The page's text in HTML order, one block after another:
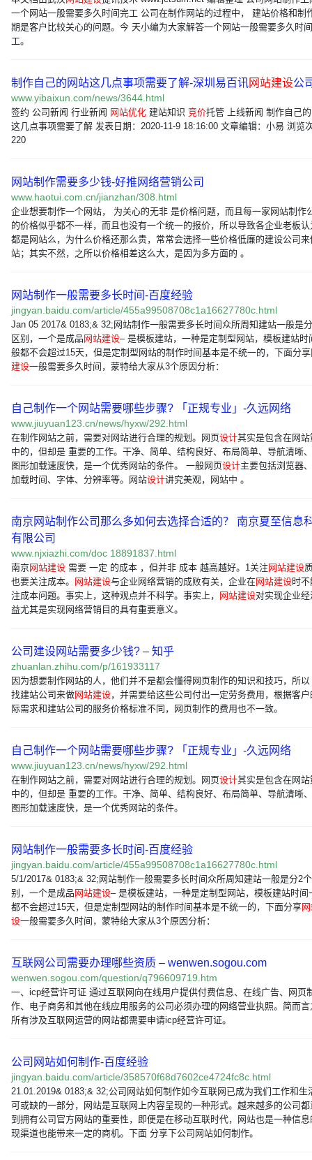
一个网站一般需要多久时间完工 公司在制作网站的过程中， 建站价格和制
期是客户比较关心的问题。今 天小编为大家解答一个网站一般需要多久时
工。
制作自己的网站这几点事项需要了解-深圳易百讯网站建设公
www.yibaixun.com/news/3644.html
签约 公司新闻 行业新闻 网站优化 建站知识 竞价托管 上线新闻 制作自己
这几点事项需要了解 发表日期：2020-11-9 18:16:00 文章编辑：小易 浏览
220
网站制作需要多少钱-好推网络营销公司
www.haotui.com.cn/jianzhan/308.html
企业想要制作一个网站， 为关心的无非 是价格问题，而且每一家网站制作
的价格似乎都不一样，而且也没有一个统一的报价，所以导致各企业老板认
都是网站么，为什么价格还那么贵，常常会选择一些价格低廉的建设公司来
站；其实不然，之所以价格相差这么大，是因为多方面的 。
网站制作一般需要多长时间-百度经验
jingyan.baidu.com/article/455a99508708c1a16627780c.html
Jan 05 2017& 0183;& 32;网站制作一般需要多长时间众所周知建站一般是
区别，一个是成品 网站建设– 是模板建站，一种是定制型网站，模板建站时
般都不会超过15天，但是定制型网站的制作时间基本是不统一的，下面分享
建设一般需要多久时间，蒙特给大家从3个原因分析：
自己制作一个网站需要哪些步骤? 「正规专业」-久远网络
www.jiuyuan123.cn/news/hyxw/292.html
在制作网站之前，需要对网站进行合理的规划。网页设计其实是包含在网站
中的，但却是 重要的工作。干净、简单、结构良好、布局简单、导航清晰
图形加载速度快，是一个优秀网站的条件。 一般网页设计主要包括浏览器
加载时间、字体、分辨率等。网站设计讲究美观，网站中 。
南京网站制作公司那么多如何去选择合适的？ 南京夏至信息
有限公司
www.njxiazhi.com/doc 18891837.html
南京网站建设 需要 一定 的成本 ，但并非 成本 越高越好。1关注网站建设
也要关注成本。
网站建设与企业网络营销的成败有关，企业在网站建设时
注成本问题。事实上，这种观点并不科学。事实上，
网站建设对实现企业经
益尤其是实现网络营销目的具有重要意义。
公司建设网站需要多少钱? – 知乎
zhuanlan.zhihu.com/p/161933117
因为想要制作网站的人，他们并不是都会懂得网页制作的知识和技巧，所
找建站公司来做网站建设，并需要给这些公司付出一定劳务费用，根据客户
际需求和建站公司的服务价格标准不同，网页制作的费用也不一致。
自己制作一个网站需要哪些步骤? 「正规专业」-久远网络
www.jiuyuan123.cn/news/hyxw/292.html
在制作网站之前，需要对网站进行合理的规划。网页设计其实是包含在网站
中的，但却是 重要的工作。干净、简单、结构良好、布局简单、导航清晰
图形加载速度快，是一个优秀网站的条件。
网站制作一般需要多长时间-百度经验
jingyan.baidu.com/article/455a99508708c1a16627780c.html
5/1/2017& 0183;& 32;网站制作一般需要多长时间众所周知建站一般是分2
别，一个是成品 网站建设– 是模板建站，一种是定制型网站，模板建站时间
都不会超过15天，但是定制型网站的制作时间基本是不统一的，下面分享
设一般需要多久时间，蒙特给大家从3个原因分析：
互联网公司需要办理哪些资质 – wenwen.sogou.com
wenwen.sogou.com/question/q796609719.htm
一、icp经营许可证 通过互联网向在线用户提供付费信息、在线广告、网页
作、电子商务和其他在线应用服务的公司必须办理的网络营业执照。简而言
所有涉及互联网运营的网站都需要申请icp经营许可证。
公司网站如何制作-百度经验
jingyan.baidu.com/article/358570f68d7602ce4724fc8c.html
21.01.2019& 0183;& 32;公司网站如何制作如今互联网已成为我们工作和生
可或缺的一部分，网站是互联网上内容呈现的一种形式。越来越多的公司都
到拥有公司官方网站的重要性，即便是在移动互联时代，网站也是一种信息
现渠道也能带来一定的商机。下面 分享下公司网站如何制作。